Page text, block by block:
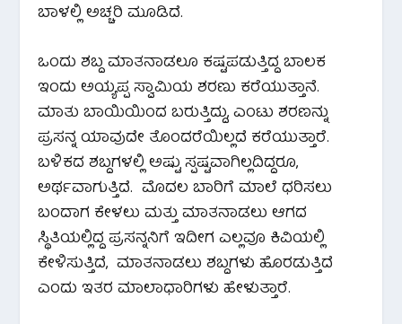
ಬಾಳಲ್ಲಿ ಅಚ್ಚರಿ ಮೂಡಿದೆ.
ಒಂದು ಶಬ್ದ ಮಾತನಾಡಲೂ ಕಷ್ಟಪಡುತ್ತಿದ್ದ ಬಾಲಕ
ಇಂದು ಅಯ್ಯಪ್ಪ ಸ್ವಾಮಿಯ ಶರಣು ಕರೆಯುತ್ತಾನೆ.
ಮಾತು ಬಾಯಿಯಿಂದ ಬರುತ್ತಿದ್ದು, ಎಂಟು ಶರಣನ್ನು
ಪ್ರಸನ್ನ ಯಾವುದೇ ತೊಂದರೆಯಿಲ್ಲದೆ ಕರೆಯುತ್ತಾರೆ.
ಬಳಿಕದ ಶಬ್ದಗಳಲ್ಲಿ ಅಷ್ಟು ಸ್ಪಷ್ಟವಾಗಿಲ್ಲದಿದ್ದರೂ,
ಅರ್ಥವಾಗುತ್ತಿದೆ. ಮೊದಲ ಬಾರಿಗೆ ಮಾಲೆ ಧರಿಸಲು
ಬಂದಾಗ ಕೇಳಲು ಮತ್ತು ಮಾತನಾಡಲು ಆಗದ
ಸ್ಥಿತಿಯಲ್ಲಿದ್ದ ಪ್ರಸನ್ನನಿಗೆ ಇದೀಗ ಎಲ್ಲವೂ ಕಿವಿಯಲ್ಲಿ
ಕೇಳಿಸುತ್ತಿದೆ, ಮಾತನಾಡಲು ಶಬ್ದಗಳು ಹೊರಡುತ್ತಿದೆ
ಎಂದು ಇತರ ಮಾಲಾಧಾರಿಗಳು ಹೇಳುತ್ತಾರೆ.